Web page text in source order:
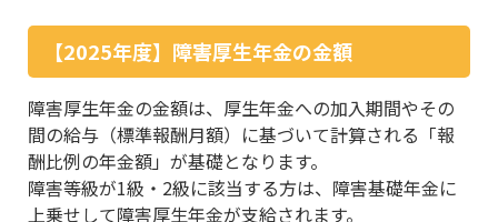
【2025年度】障害厚生年金の金額
障害厚生年金の金額は、厚生年金への加入期間やその
間の給与（標準報酬月額）に基づいて計算される「報
酬比例の年金額」が基礎となります。
障害等級が1級・2級に該当する方は、障害基礎年金に
上乗せして障害厚生年金が支給されます。